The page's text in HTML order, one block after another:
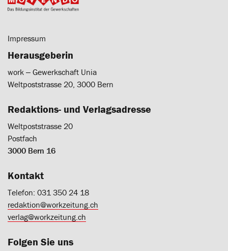
Impressum
Herausgeberin
work ‒ Gewerkschaft Unia
Weltpoststrasse 20, 3000 Bern
Redaktions- und Verlagsadresse
Weltpoststrasse 20
Postfach
3000 Bern 16
Kontakt
Telefon: 031 350 24 18
redaktion@workzeitung.ch
verlag@workzeitung.ch
Folgen Sie uns